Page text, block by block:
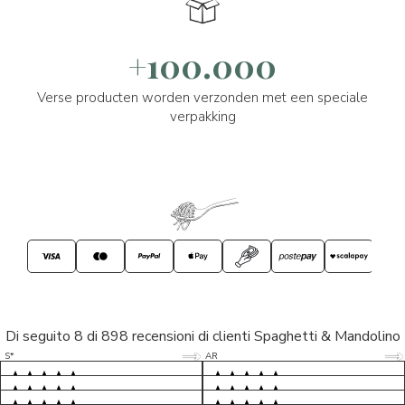
+100.000
Verse producten worden verzonden met een speciale
verpakking
Di seguito 8 di 898 recensioni di clienti Spaghetti & Mandolino
S* 5/5
Tutto ok. Consegna celere , pacco
LP 5/5
M* 5/5
MC 5/5
AR 5/5
esperienza sicuramente positiva,
D* 5/5
S* 5/5